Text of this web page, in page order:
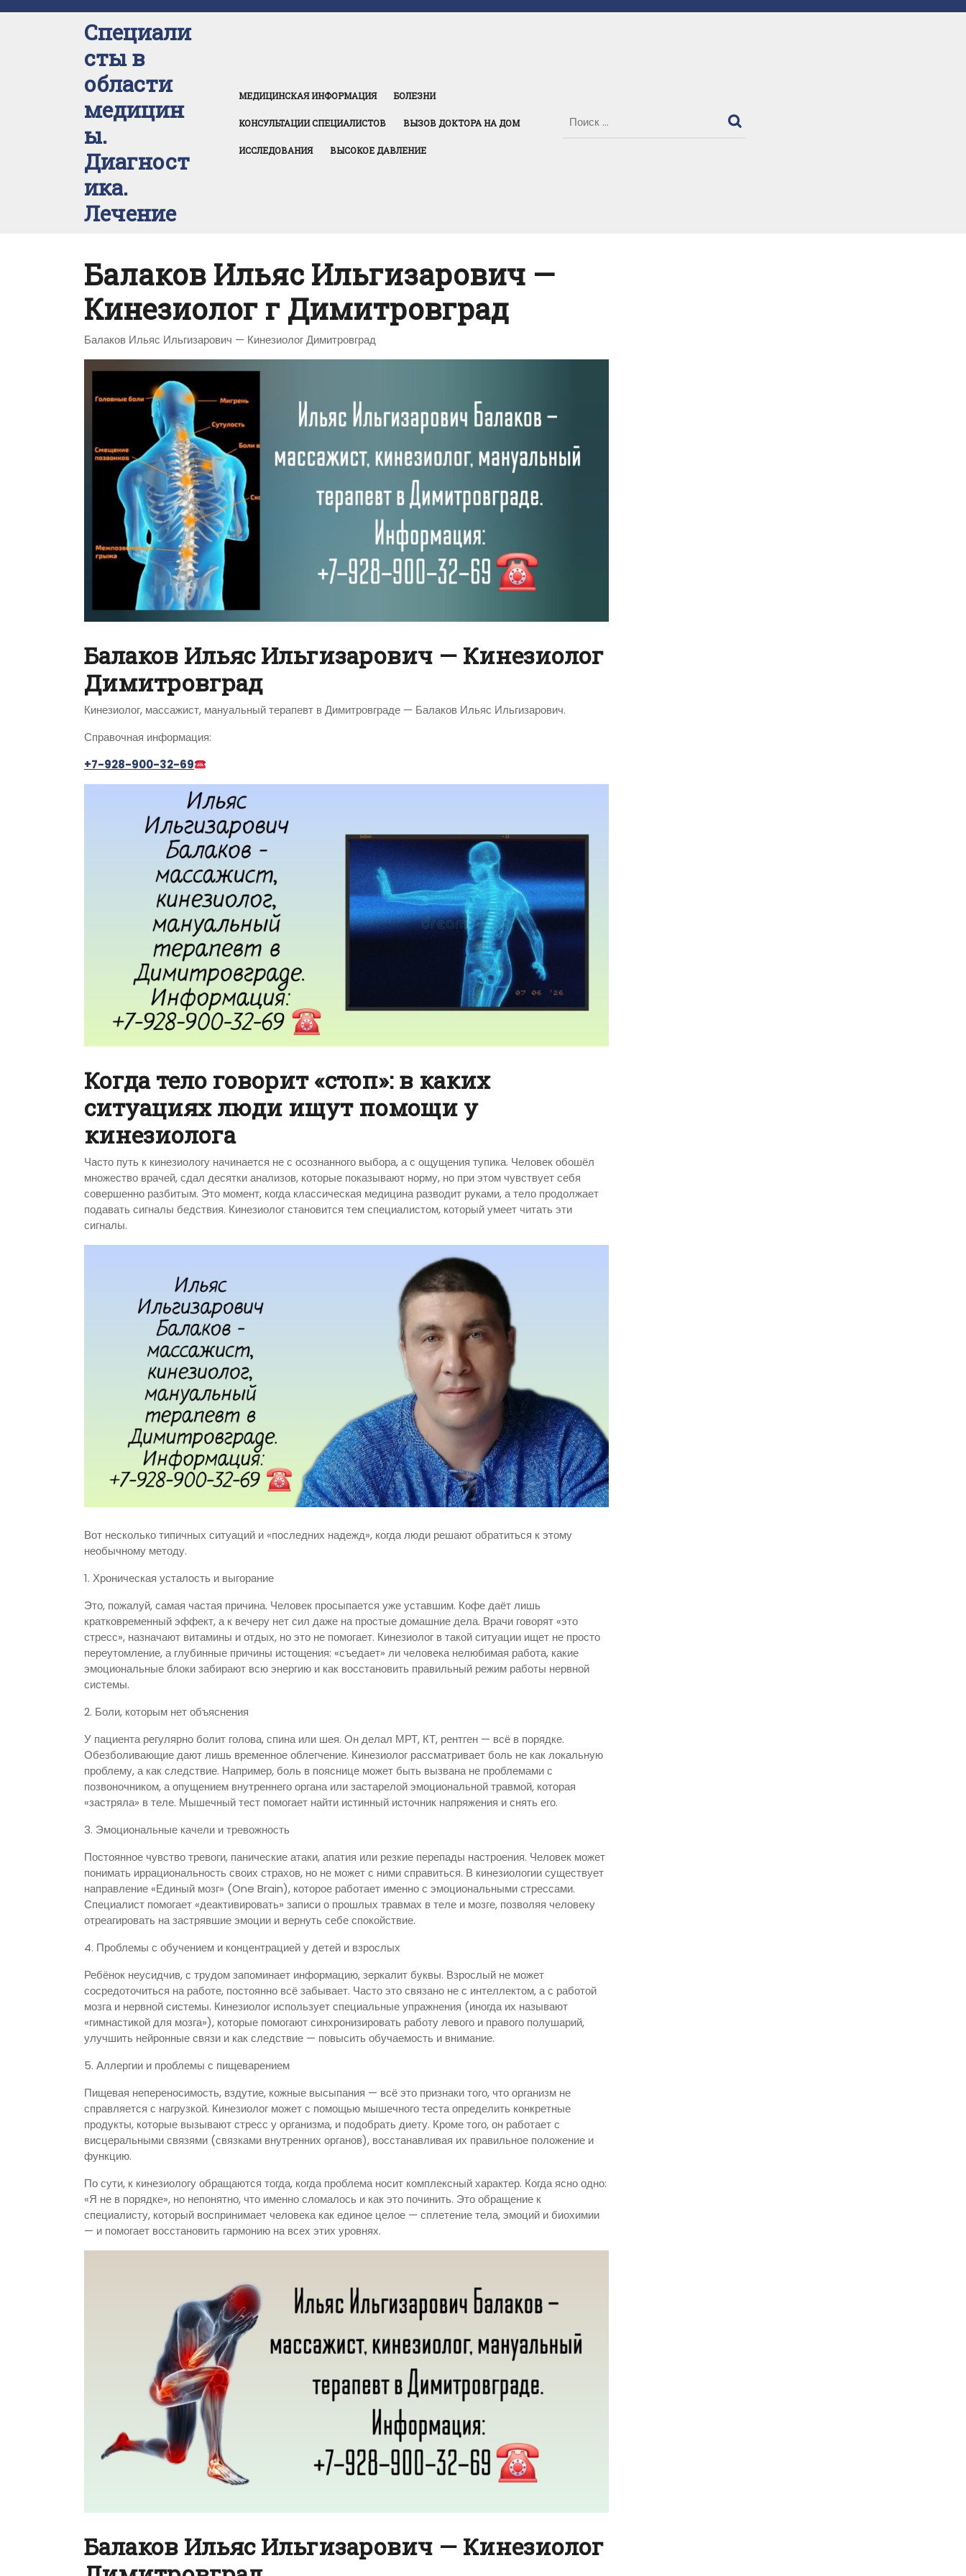
Специали
сты в
области
медицин
ы.
Диагност
ика.
Лечение
МЕДИЦИНСКАЯ ИНФОРМАЦИЯ БОЛЕЗНИ
КОНСУЛЬТАЦИИ СПЕЦИАЛИСТОВ ВЫЗОВ ДОКТОРА НА ДОМ
ИССЛЕДОВАНИЯ ВЫСОКОЕ ДАВЛЕНИЕ
Балаков Ильяс Ильгизарович —
Кинезиолог г Димитровград
Балаков Ильяс Ильгизарович — Кинезиолог Димитровград
Балаков Ильяс Ильгизарович — Кинезиолог
Димитровград
Кинезиолог, массажист, мануальный терапевт в Димитровграде — Балаков Ильяс Ильгизарович.
Справочная информация:
+7-928-900-32-69
Когда тело говорит «стоп»: в каких
ситуациях люди ищут помощи у
кинезиолога
Часто путь к кинезиологу начинается не с осознанного выбора, а с ощущения тупика. Человек обошёл
множество врачей, сдал десятки анализов, которые показывают норму, но при этом чувствует себя
совершенно разбитым. Это момент, когда классическая медицина разводит руками, а тело продолжает
подавать сигналы бедствия. Кинезиолог становится тем специалистом, который умеет читать эти
сигналы.
Вот несколько типичных ситуаций и «последних надежд», когда люди решают обратиться к этому
необычному методу.
1. Хроническая усталость и выгорание
Это, пожалуй, самая частая причина. Человек просыпается уже уставшим. Кофе даёт лишь
кратковременный эффект, а к вечеру нет сил даже на простые домашние дела. Врачи говорят «это
стресс», назначают витамины и отдых, но это не помогает. Кинезиолог в такой ситуации ищет не просто
переутомление, а глубинные причины истощения: «съедает» ли человека нелюбимая работа, какие
эмоциональные блоки забирают всю энергию и как восстановить правильный режим работы нервной
системы.
2. Боли, которым нет объяснения
У пациента регулярно болит голова, спина или шея. Он делал МРТ, КТ, рентген — всё в порядке.
Обезболивающие дают лишь временное облегчение. Кинезиолог рассматривает боль не как локальную
проблему, а как следствие. Например, боль в пояснице может быть вызвана не проблемами с
позвоночником, а опущением внутреннего органа или застарелой эмоциональной травмой, которая
«застряла» в теле. Мышечный тест помогает найти истинный источник напряжения и снять его.
3. Эмоциональные качели и тревожность
Постоянное чувство тревоги, панические атаки, апатия или резкие перепады настроения. Человек может
понимать иррациональность своих страхов, но не может с ними справиться. В кинезиологии существует
направление «Единый мозг» (One Brain), которое работает именно с эмоциональными стрессами.
Специалист помогает «деактивировать» записи о прошлых травмах в теле и мозге, позволяя человеку
отреагировать на застрявшие эмоции и вернуть себе спокойствие.
4. Проблемы с обучением и концентрацией у детей и взрослых
Ребёнок неусидчив, с трудом запоминает информацию, зеркалит буквы. Взрослый не может
сосредоточиться на работе, постоянно всё забывает. Часто это связано не с интеллектом, а с работой
мозга и нервной системы. Кинезиолог использует специальные упражнения (иногда их называют
«гимнастикой для мозга»), которые помогают синхронизировать работу левого и правого полушарий,
улучшить нейронные связи и как следствие — повысить обучаемость и внимание.
5. Аллергии и проблемы с пищеварением
Пищевая непереносимость, вздутие, кожные высыпания — всё это признаки того, что организм не
справляется с нагрузкой. Кинезиолог может с помощью мышечного теста определить конкретные
продукты, которые вызывают стресс у организма, и подобрать диету. Кроме того, он работает с
висцеральными связями (связками внутренних органов), восстанавливая их правильное положение и
функцию.
По сути, к кинезиологу обращаются тогда, когда проблема носит комплексный характер. Когда ясно одно:
«Я не в порядке», но непонятно, что именно сломалось и как это починить. Это обращение к
специалисту, который воспринимает человека как единое целое — сплетение тела, эмоций и биохимии
— и помогает восстановить гармонию на всех этих уровнях.
Балаков Ильяс Ильгизарович — Кинезиолог